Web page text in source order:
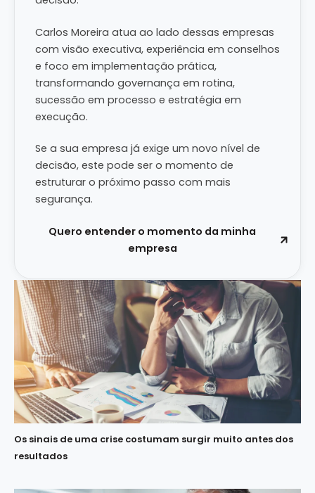
Carlos Moreira atua ao lado dessas empresas
com visão executiva, experiência em conselhos
e foco em implementação prática,
transformando governança em rotina,
sucessão em processo e estratégia em
execução.
Se a sua empresa já exige um novo nível de
decisão, este pode ser o momento de
estruturar o próximo passo com mais
segurança.
Quero entender o momento da minha
empresa
Os sinais de uma crise costumam surgir muito antes dos
resultados